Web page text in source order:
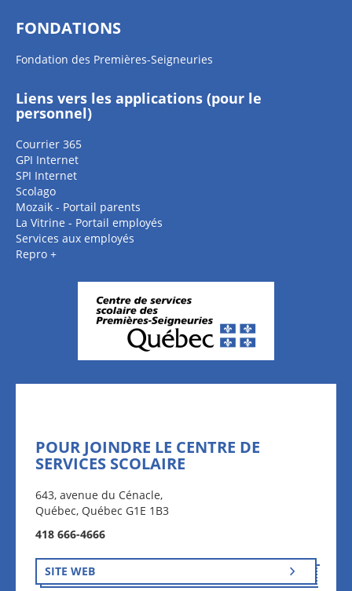
FONDATIONS
Fondation des Premières-Seigneuries
Liens vers les applications (pour le
personnel)
Courrier 365
GPI Internet
SPI Internet
Scolago
Mozaik - Portail parents
La Vitrine - Portail employés
Services aux employés
Repro +
POUR JOINDRE LE CENTRE DE
SERVICES SCOLAIRE
643, avenue du Cénacle,
Québec, Québec G1E 1B3
418 666-4666
SITE WEB